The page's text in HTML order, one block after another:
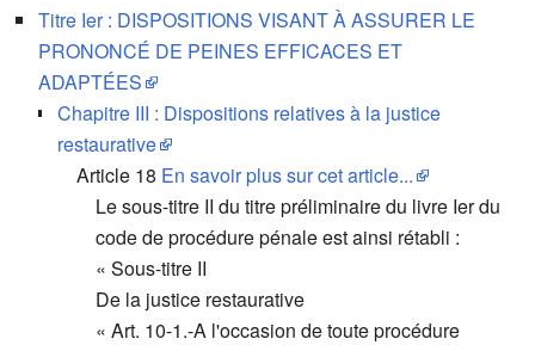
Titre Ier : DISPOSITIONS VISANT À ASSURER LE
PRONONCÉ DE PEINES EFFICACES ET
ADAPTÉES
Chapitre III : Dispositions relatives à la justice
restaurative
Article 18 En savoir plus sur cet article...
Le sous-titre II du titre préliminaire du livre Ier du
code de procédure pénale est ainsi rétabli :
« Sous-titre II
De la justice restaurative
« Art. 10-1.-A l'occasion de toute procédure